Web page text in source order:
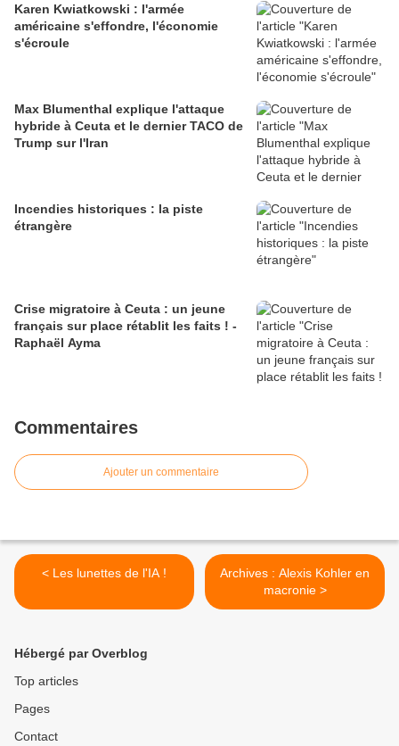
Karen Kwiatkowski : l'armée
américaine s'effondre, l'économie
s'écroule
Max Blumenthal explique l'attaque
hybride à Ceuta et le dernier TACO de
Trump sur l'Iran
Incendies historiques : la piste
étrangère
Crise migratoire à Ceuta : un jeune
français sur place rétablit les faits ! -
Raphaël Ayma
Commentaires
Ajouter un commentaire
< Les lunettes de l'IA !
Archives : Alexis Kohler en
macronie >
Hébergé par Overblog
Top articles
Pages
Contact